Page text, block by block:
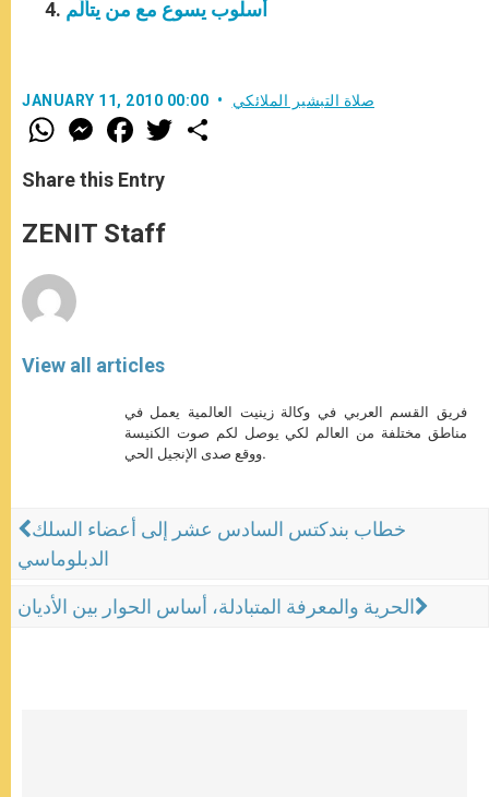
أسلوب يسوع مع من يتألّم
JANUARY 11, 2010 00:00 صلاة التبشير الملائكي
W
h
t
s
p
p
M
e
s
e
g
e
F
a
e
b
o
k
w
Share this Entry
ZENIT Staff
View all articles
فريق القسم العربي في وكالة زينيت العالمية يعمل في
مناطق مختلفة من العالم لكي يوصل لكم صوت الكنيسة
ووقع صدى الإنجيل الحي.
خطاب بندكتس السادس عشر إلى أعضاء السلك
الدبلوماسي
الحرية والمعرفة المتبادلة، أساس الحوار بين الأديان